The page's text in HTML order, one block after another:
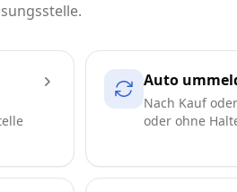
Auto
Nach Kauf
oder ohne